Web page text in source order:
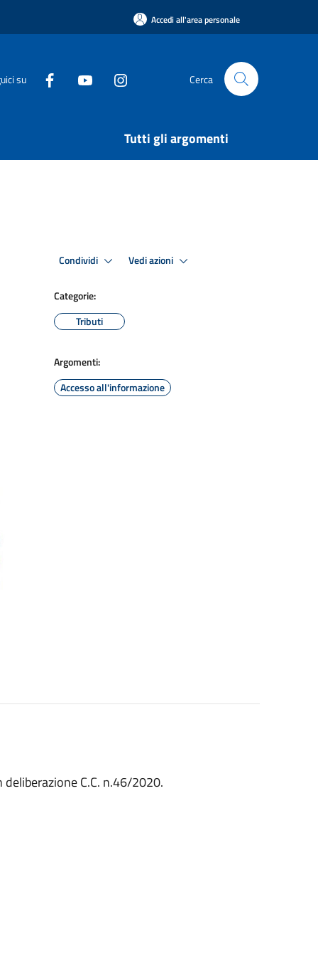
Accedi all'area personale
su Cerca
Tutti gli argomenti
Condividi Vedi azioni
Categorie:
Tributi
Argomenti:
Accesso all'informazione
C.C. n.46/2020.